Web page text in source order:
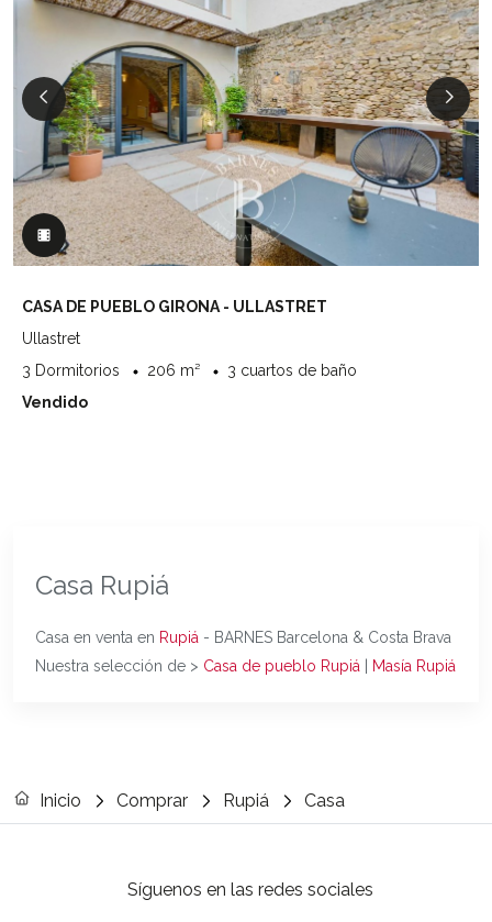
CASA DE PUEBLO GIRONA - ULLASTRET
Ullastret
3 Dormitorios
206 m²
3 cuartos de baño
Vendido
Casa Rupiá
Casa en venta en Rupiá - BARNES Barcelona & Costa Brava
Nuestra selección de > Casa de pueblo Rupiá Masía Rupiá
Inicio Comprar Rupiá Casa
Síguenos en las redes sociales